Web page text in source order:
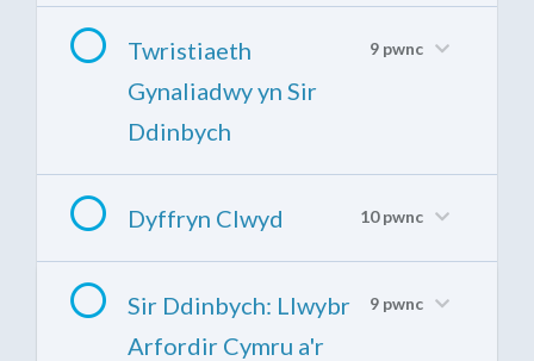
Twristiaeth
Gynaliadwy yn Sir
Ddinbych
9 pwnc
Dyffryn Clwyd 10 pwnc
Sir Ddinbych: Llwybr
Arfordir Cymru a'r
9 pwnc